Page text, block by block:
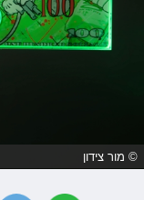
© מור צידון